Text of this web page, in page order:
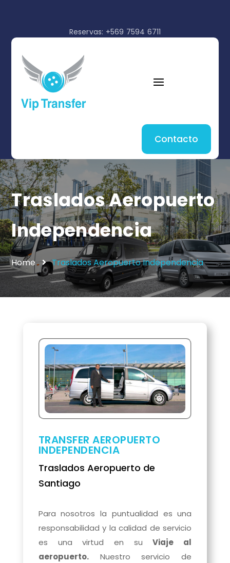
Reservas: +569 7594 6711
Contacto
Traslados Aeropuerto
Independencia
Home Traslados Aeropuerto Independencia
TRANSFER AEROPUERTO
INDEPENDENCIA
Traslados Aeropuerto de
Santiago
Para nosotros la puntualidad es una
responsabilidad y la calidad de servicio
es una virtud en suViaje al
aeropuerto.Nuestro servicio de